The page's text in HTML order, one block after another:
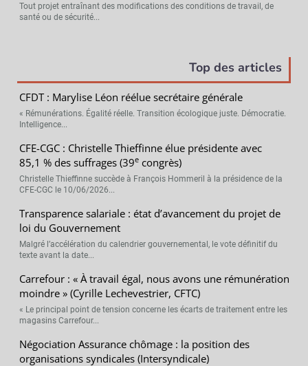
Tout projet entraînant des modifications des conditions de travail, de
santé ou de sécurité...
Top des articles
CFDT : Marylise Léon réélue secrétaire générale
« Rémunérations. Égalité réelle. Transition écologique juste. Démocratie.
Intelligence...
CFE-CGC : Christelle Thieffinne élue présidente avec
85,1 % des suffrages (39e congrès)
Christelle Thieffinne succède à François Hommeril à la présidence de la
CFE-CGC le 10/06/2026...
Transparence salariale : état d’avancement du projet de
loi du Gouvernement
Malgré l’accélération du calendrier gouvernemental, le vote définitif du
texte avant la date...
Carrefour : « À travail égal, nous avons une rémunération
moindre » (Cyrille Lechevestrier, CFTC)
« Le principal point de tension concerne les écarts de traitement entre les
magasins Carrefour...
Négociation Assurance chômage : la position des
organisations syndicales (Intersyndicale)